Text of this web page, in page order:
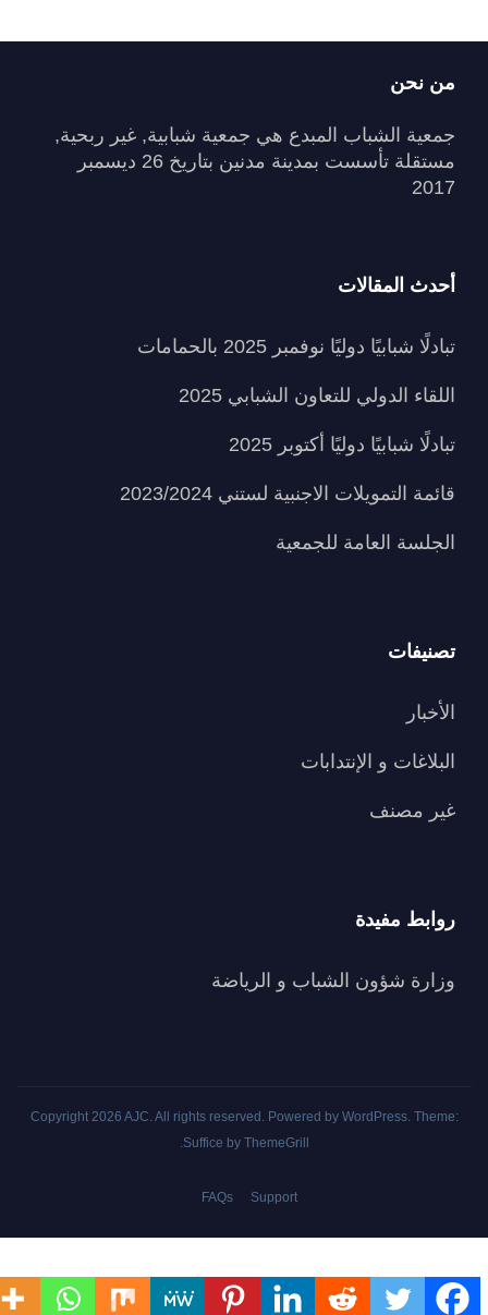
من نحن
جمعية الشباب المبدع هي جمعية شبابية, غير ربحية,
مستقلة تأسست بمدينة مدنين بتاريخ 26 ديسمبر
2017
أحدث المقالات
تبادلًا شبابيًا دوليًا نوفمبر 2025 بالحمامات
اللقاء الدولي للتعاون الشبابي 2025
تبادلًا شبابيًا دوليًا أكتوبر 2025
قائمة التمويلات الاجنبية لستني 2023/2024
الجلسة العامة للجمعية
تصنيفات
الأخبار
البلاغات و الإنتدابات
غير مصنف
روابط مفيدة
وزارة شؤون الشباب و الرياضة
Copyright 2026AJC. All rights reserved. Powered byWordPress. Theme:
Suffice byThemeGrill
.
Support
FAQs